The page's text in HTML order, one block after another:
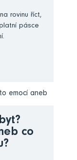
rovinu říct,
pásce
co